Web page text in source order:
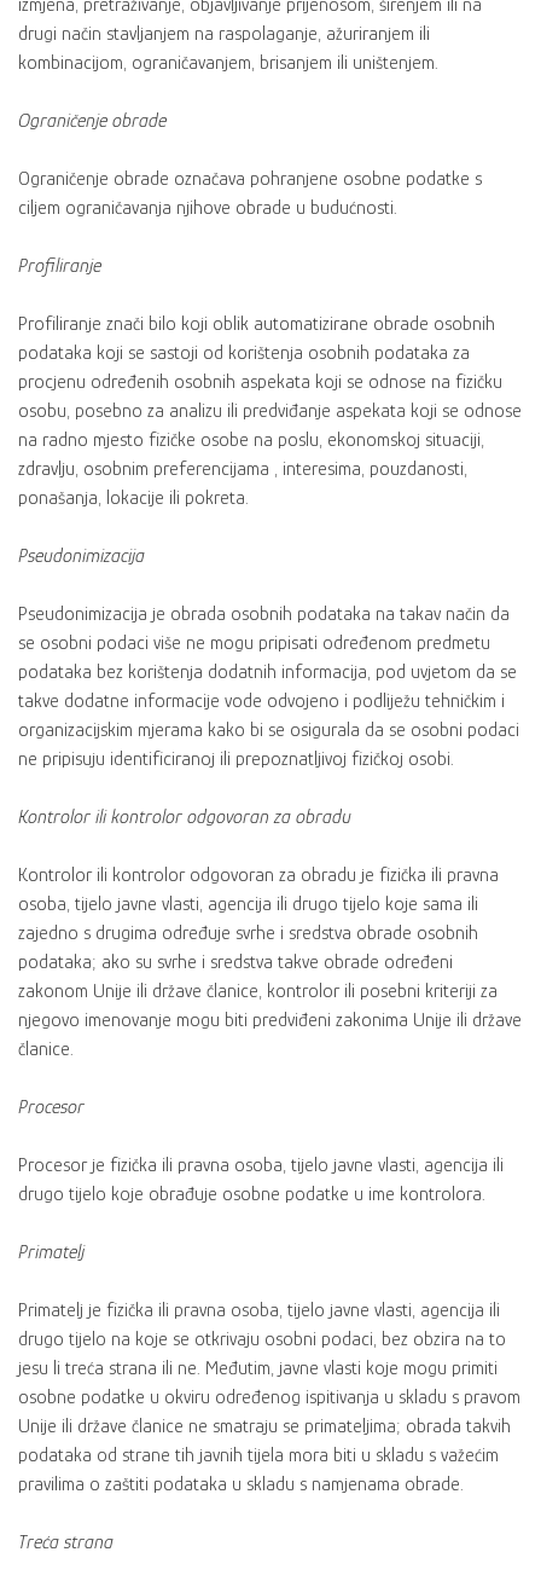
izmjena, pretraživanje, objavljivanje prijenosom, širenjem ili na
drugi način stavljanjem na raspolaganje, ažuriranjem ili
kombinacijom, ograničavanjem, brisanjem ili uništenjem.
Ograničenje obrade
Ograničenje obrade označava pohranjene osobne podatke s
ciljem ograničavanja njihove obrade u budućnosti.
Profiliranje
Profiliranje znači bilo koji oblik automatizirane obrade osobnih
podataka koji se sastoji od korištenja osobnih podataka za
procjenu određenih osobnih aspekata koji se odnose na fizičku
osobu, posebno za analizu ili predviđanje aspekata koji se odnose
na radno mjesto fizičke osobe na poslu, ekonomskoj situaciji,
zdravlju, osobnim preferencijama , interesima, pouzdanosti,
ponašanja, lokacije ili pokreta.
Pseudonimizacija
Pseudonimizacija je obrada osobnih podataka na takav način da
se osobni podaci više ne mogu pripisati određenom predmetu
podataka bez korištenja dodatnih informacija, pod uvjetom da se
takve dodatne informacije vode odvojeno i podliježu tehničkim i
organizacijskim mjerama kako bi se osigurala da se osobni podaci
ne pripisuju identificiranoj ili prepoznatljivoj fizičkoj osobi.
Kontrolor ili kontrolor odgovoran za obradu
Kontrolor ili kontrolor odgovoran za obradu je fizička ili pravna
osoba, tijelo javne vlasti, agencija ili drugo tijelo koje sama ili
zajedno s drugima određuje svrhe i sredstva obrade osobnih
podataka; ako su svrhe i sredstva takve obrade određeni
zakonom Unije ili države članice, kontrolor ili posebni kriteriji za
njegovo imenovanje mogu biti predviđeni zakonima Unije ili države
članice.
Procesor
Procesor je fizička ili pravna osoba, tijelo javne vlasti, agencija ili
drugo tijelo koje obrađuje osobne podatke u ime kontrolora.
Primatelj
Primatelj je fizička ili pravna osoba, tijelo javne vlasti, agencija ili
drugo tijelo na koje se otkrivaju osobni podaci, bez obzira na to
jesu li treća strana ili ne. Međutim, javne vlasti koje mogu primiti
osobne podatke u okviru određenog ispitivanja u skladu s pravom
Unije ili države članice ne smatraju se primateljima; obrada takvih
podataka od strane tih javnih tijela mora biti u skladu s važećim
pravilima o zaštiti podataka u skladu s namjenama obrade.
Treća strana